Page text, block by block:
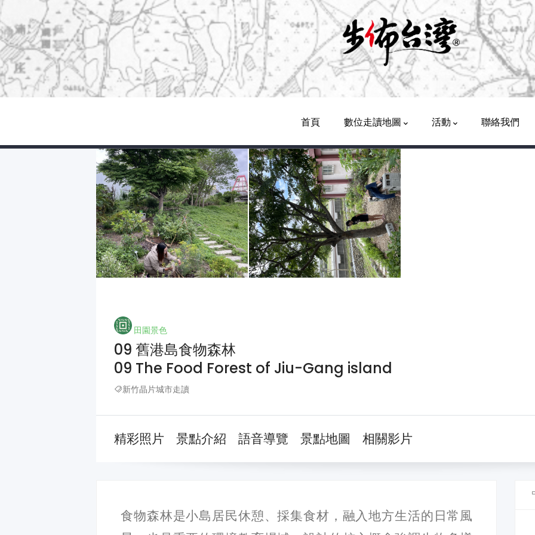
Navigation
首頁 數位走讀地圖 活動 聯絡我們
田園景色
09 舊港島食物森林
09 The Food Forest of Jiu-Gang island
新竹晶片城市走讀
精彩照片 景點介紹 語音導覽 景點地圖 相關影片
食物森林是小島居民休憩、採集食材，融入地方生活的日常風